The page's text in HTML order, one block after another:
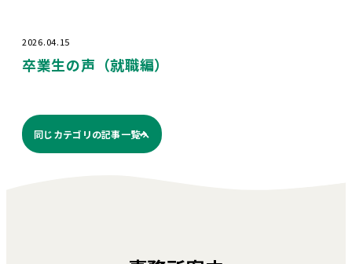
2026.04.15
卒業生の声（就職編）
同じカテゴリの記事⼀覧へ